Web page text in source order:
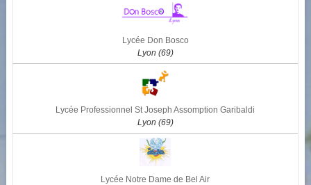
Lycée Don Bosco
Lyon (69)
Lycée Professionnel St Joseph Assomption Garibaldi
Lyon (69)
Lycée Notre Dame de Bel Air